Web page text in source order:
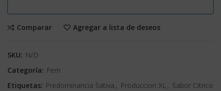
Comparar Agregar a lista de deseos
SKU: N/D
Categoría: Fem
Etiquetas: Predominancia Sativa , Produccion XL , Sabor Citrico